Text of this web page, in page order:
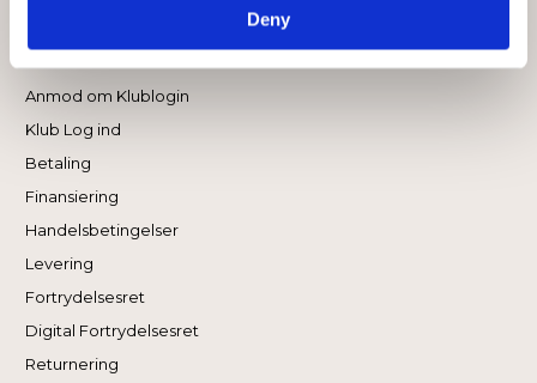
Deny
Kundeservice
Anmod om Klublogin
Klub Log ind
Betaling
Finansiering
Handelsbetingelser
Levering
Fortrydelsesret
Digital Fortrydelsesret
Returnering